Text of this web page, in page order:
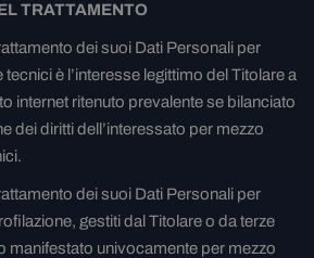
TRATTAMENTO
dei suoi Dati Personali per
è l’interesse legittimo del Titolare a
internet ritenuto prevalente se bilanciato
dei diritti dell’interessato per mezzo
dei suoi Dati Personali per
gestiti dal Titolare o da terze
manifestato univocamente per mezzo